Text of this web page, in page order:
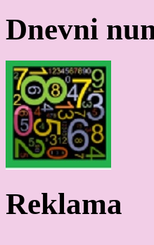
Dnevni
Reklama